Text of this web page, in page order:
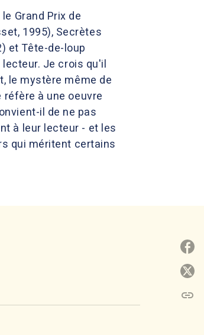
Grand Prix de
1995), Secrètes
et Tête-de-loup
Je crois qu'il
le mystère même de
à une oeuvre
il de ne pas
à leur lecteur - et les
qui méritent certains
link